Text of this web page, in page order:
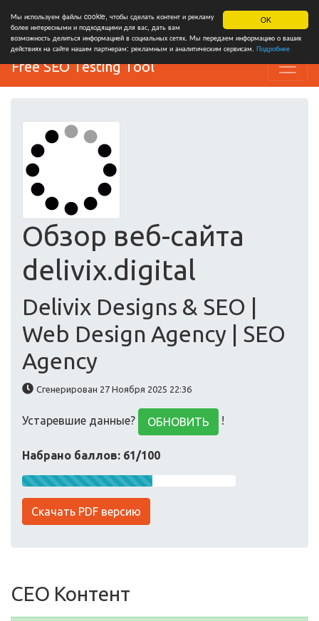
OK
Мы используем файлы cookie, чтобы сделать контент и рекламу
более интересными и подходящими для вас, дать вам
возможность делиться информацией в социальных сетях. Мы передаем информацию о ваших
действиях на сайте нашим партнерам: рекламным и аналитическим сервисам. Подробнее
Free SEO Testing Tool
Обзор веб-сайта
delivix.digital
Delivix Designs & SEO |
Web Design Agency | SEO
Agency
Сгенерирован 27 Ноября 2025 22:36
Устаревшие данные? ОБНОВИТЬ !
Набрано баллов: 61/100
Скачать PDF версию
СЕО Контент